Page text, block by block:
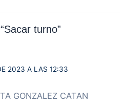
turno”
2023 A LAS 12:33
GONZALEZ CATAN